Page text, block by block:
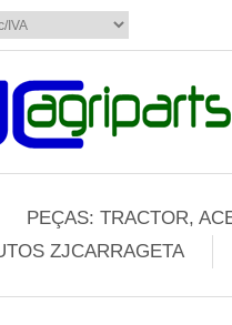
PEÇAS: TRACTOR,
ZJCARRAGETA